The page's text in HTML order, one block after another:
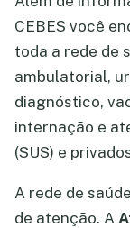
CEBES você
toda a rede de
ambulatorial,
diagnóstico,
internação e
(SUS) e
A rede de
de atenção. A